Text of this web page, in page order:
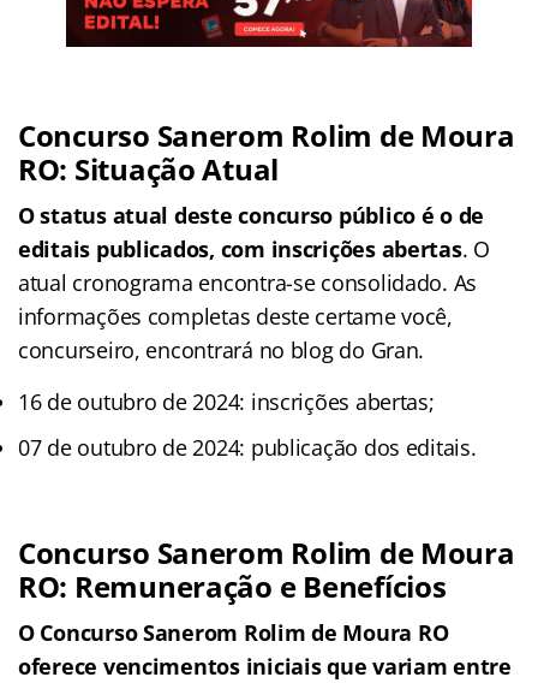
Concurso Sanerom Rolim de Moura
RO: Situação Atual
O status atual deste concurso público é o de
editais publicados, com inscrições abertas. O
atual cronograma encontra-se consolidado. As
informações completas deste certame você,
concurseiro, encontrará no blog do Gran.
16 de outubro de 2024: inscrições abertas;
07 de outubro de 2024: publicação dos editais.
Concurso Sanerom Rolim de Moura
RO: Remuneração e Benefícios
O Concurso Sanerom Rolim de Moura RO
oferece vencimentos iniciais que variam entre